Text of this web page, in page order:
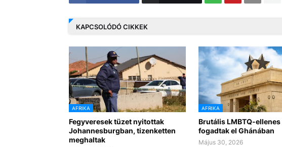
KAPCSOLÓDÓ CIKKEK
AFRIKA
Fegyveresek tüzet nyitottak
Johannesburgban, tizenketten
meghaltak
AFRIKA
Brutális LMBTQ-
fogadtak el Ghánában
Május 30, 2026